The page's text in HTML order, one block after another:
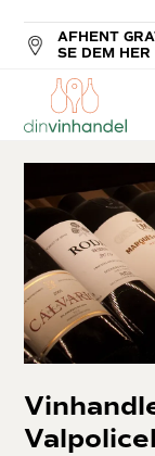
AF VORES 23